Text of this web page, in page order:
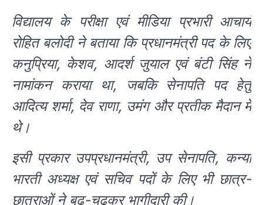
विद्यालय के परीक्षा एवं मीडिया प्रभारी आचार्य
रोहित बलोदी ने बताया कि प्रधानमंत्री पद के लिए
कनुप्रिया, केशव, आदर्श जुयाल एवं बंटी सिंह ने
नामांकन कराया था, जबकि सेनापति पद हेतु
आदित्य शर्मा, देव राणा, उमंग और प्रतीक मैदान में
थे।
इसी प्रकार उपप्रधानमंत्री, उप सेनापति, कन्या
भारती अध्यक्ष एवं सचिव पदों के लिए भी छात्र-
छात्राओं ने बढ़-चढ़कर भागीदारी की।